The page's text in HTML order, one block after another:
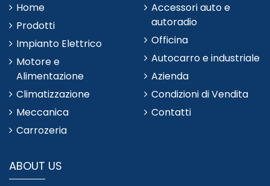
Home
Prodotti
Impianto Elettrico
Motore e
Alimentazione
Climatizzazione
Meccanica
Carrozeria
Accessori auto e
autoradio
Officina
Autocarro e industriale
Azienda
Condizioni di Vendita
Contatti
ABOUT US